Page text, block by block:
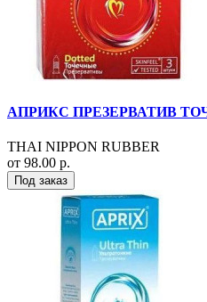
АПРИКС ПРЕЗЕРВАТИВ
THAI NIPPON RUBBER
от 98.00 р.
Под заказ